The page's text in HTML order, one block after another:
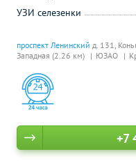
проспект Ленинский д. 131,
Западная (2.26 км)
ЮЗАО
УЗИ селезенки
+7